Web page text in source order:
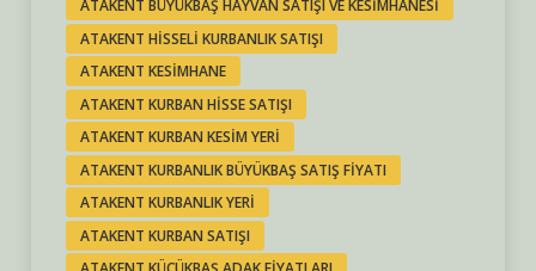
ATAKENT BÜYÜKBAŞ HAYVAN SATIŞI VE KESIMHANESI
ATAKENT HISSELI KURBANLIK SATIŞI
ATAKENT KESIMHANE
ATAKENT KURBAN HISSE SATIŞI
ATAKENT KURBAN KESIM YERI
ATAKENT KURBANLIK BÜYÜKBAŞ SATIŞ FIYATI
ATAKENT KURBANLIK YERI
ATAKENT KURBAN SATIŞI